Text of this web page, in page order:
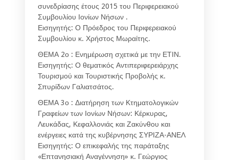
συνεδρίασης έτους 2015 του Περιφερειακού
Συμβουλίου Ιονίων Νήσων .
Εισηγητής: Ο Πρόεδρος του Περιφερειακού
Συμβουλίου κ. Χρήστος Μωραίτης.
ΘΕΜΑ 2ο : Ενημέρωση σχετικά με την ΕΤΙΝ.
Εισηγητής: Ο θεματικός Αντιπεριφερειάρχης
Τουρισμού και Τουριστικής Προβολής κ.
Σπυρίδων Γαλιατσάτος.
ΘΕΜΑ 3ο : Διατήρηση των Κτηματολογικών
Γραφείων των Ιονίων Νήσων: Κέρκυρας,
Λευκάδας, Κεφαλλονιάς και Ζακύνθου και
ενέργειες κατά της κυβέρνησης ΣΥΡΙΖΑ-ΑΝΕΛ
Εισηγητής: Ο επικεφαλής της παράταξης
«Επτανησιακή Αναγέννηση» κ. Γεώργιος